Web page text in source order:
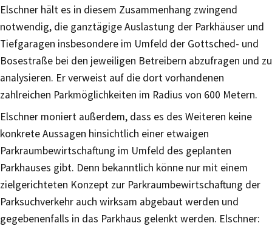
Elschner hält es in diesem Zusammenhang zwingend
notwendig, die ganztägige Auslastung der Parkhäuser und
Tiefgaragen insbesondere im Umfeld der Gottsched- und
Bosestraße bei den jeweiligen Betreibern abzufragen und zu
analysieren. Er verweist auf die dort vorhandenen
zahlreichen Parkmöglichkeiten im Radius von 600 Metern.
Elschner moniert außerdem, dass es des Weiteren keine
konkrete Aussagen hinsichtlich einer etwaigen
Parkraumbewirtschaftung im Umfeld des geplanten
Parkhauses gibt. Denn bekanntlich könne nur mit einem
zielgerichteten Konzept zur Parkraumbewirtschaftung der
Parksuchverkehr auch wirksam abgebaut werden und
gegebenenfalls in das Parkhaus gelenkt werden. Elschner: